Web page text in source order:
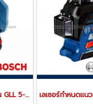
เลเซอร์กำหนดแนวเส้น GLL 5-50 X (0601063N80)